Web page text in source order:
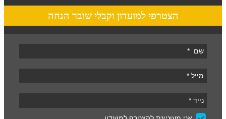
הצטרפי למועדון וקבלי שובר הנחה